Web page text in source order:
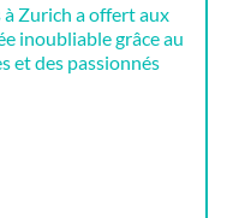
Zurich a offert aux
inoubliable grâce au
et des passionnés